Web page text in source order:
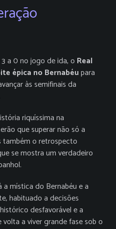
a 0 no jogo de ida, o Real
épica no Bernabéupara
às semifinais da
riquíssima na
que superar não só a
também o retrospecto
se mostra um verdadeiro
mística do Bernabéu e a
habituado a decisões
desfavorável e a
a viver grande fase sob o